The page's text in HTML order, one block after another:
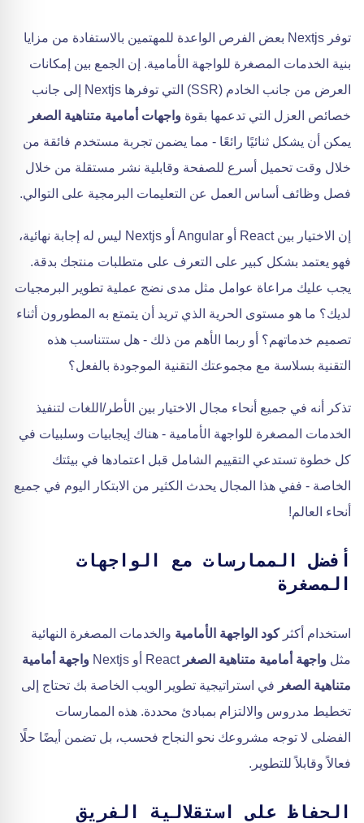
توفر Nextjs بعض الفرص الواعدة للمهتمين بالاستفادة من مزايا
بنية الخدمات المصغرة للواجهة الأمامية. إن الجمع بين إمكانات
العرض من جانب الخادم (SSR) التي توفرها Nextjs إلى جانب
خصائص العزل التي تدعمها بقوة واجهات أمامية متناهية الصغر
يمكن أن يشكل ثنائيًا رائعًا - مما يضمن تجربة مستخدم فائقة من
خلال وقت تحميل أسرع للصفحة وقابلية نشر مستقلة من خلال
فصل وظائف أساس العمل عن التعليمات البرمجية على التوالي.
إن الاختيار بين React أو Angular أو Nextjs ليس له إجابة نهائية،
فهو يعتمد بشكل كبير على التعرف على متطلبات منتجك بدقة.
يجب عليك مراعاة عوامل مثل مدى نضج عملية تطوير البرمجيات
لديك؟ ما هو مستوى الحرية الذي تريد أن يتمتع به المطورون أثناء
تصميم خدماتهم؟ أو ربما الأهم من ذلك - هل ستتناسب هذه
التقنية بسلاسة مع مجموعتك التقنية الموجودة بالفعل؟
تذكر أنه في جميع أنحاء مجال الاختيار بين الأطر/اللغات لتنفيذ
الخدمات المصغرة للواجهة الأمامية - هناك إيجابيات وسلبيات في
كل خطوة تستدعي التقييم الشامل قبل اعتمادها في بيئتك
الخاصة - ففي هذا المجال يحدث الكثير من الابتكار اليوم في جميع
أنحاء العالم!
أفضل الممارسات مع الواجهات
المصغرة
استخدام أكثركود الواجهة الأمامية والخدمات المصغرة النهائية
مثل واجهة أمامية متناهية الصغر React أو Nextjs
واجهة أمامية
متناهية الصغر في استراتيجية تطوير الويب الخاصة بك تحتاج إلى
تخطيط مدروس والالتزام بمبادئ محددة. هذه الممارسات
الفضلى لا توجه مشروعك نحو النجاح فحسب، بل تضمن أيضًا حلًا
فعالاً وقابلاً للتطوير.
الحفاظ على استقلالية الفريق